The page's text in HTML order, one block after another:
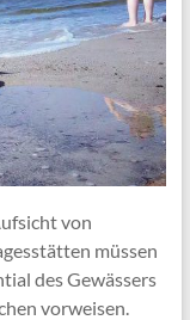
von
müssen
des Gewässers
vorweisen.